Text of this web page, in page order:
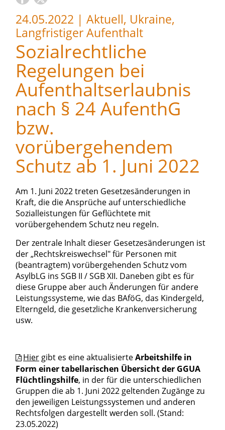
24.05.2022 | Aktuell, Ukraine,
Langfristiger Aufenthalt
Sozialrechtliche
Regelungen bei
Aufenthaltserlaubnis
nach § 24 AufenthG
bzw.
vorübergehendem
Schutz ab 1. Juni 2022
Am 1. Juni 2022 treten Gesetzesänderungen in
Kraft, die die Ansprüche auf unterschiedliche
Sozialleistungen für Geflüchtete mit
vorübergehendem Schutz neu regeln.
Der zentrale Inhalt dieser Gesetzesänderungen ist
der „Rechtskreiswechsel" für Personen mit
(beantragtem) vorübergehenden Schutz vom
AsylbLG ins SGB II / SGB XII. Daneben gibt es für
diese Gruppe aber auch Änderungen fürandere
Leistungssysteme, wie das BAföG, das Kindergeld,
Elterngeld, die gesetzliche Krankenversicherung
usw.
Hier gibt es eine aktualisierteArbeitshilfe in
Form einer tabellarischen Übersicht der GGUA
Flüchtlingshilfe, in der für die unterschiedlichen
Gruppen die ab 1. Juni 2022 geltenden Zugänge zu
den jeweiligen Leistungssystemen und anderen
Rechtsfolgen dargestellt werden soll. (Stand:
23.05.2022)